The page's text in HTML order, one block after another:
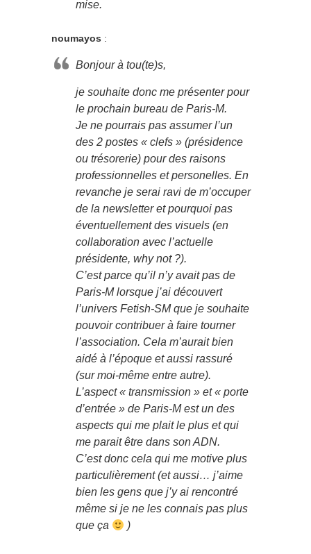
mise.
noumayos :
Bonjour à tou(te)s,
je souhaite donc me présenter pour
le prochain bureau de Paris-M.
Je ne pourrais pas assumer l’un
des 2 postes « clefs » (présidence
ou trésorerie) pour des raisons
professionnelles et personelles. En
revanche je serai ravi de m’occuper
de la newsletter et pourquoi pas
éventuellement des visuels (en
collaboration avec l’actuelle
présidente, why not ?).
C’est parce qu’il n’y avait pas de
Paris-M lorsque j’ai découvert
l’univers Fetish-SM que je souhaite
pouvoir contribuer à faire tourner
l’association. Cela m’aurait bien
aidé à l’époque et aussi rassuré
(sur moi-même entre autre).
L’aspect « transmission » et « porte
d’entrée » de Paris-M est un des
aspects qui me plait le plus et qui
me parait être dans son ADN.
C’est donc cela qui me motive plus
particulièrement (et aussi… j’aime
bien les gens que j’y ai rencontré
même si je ne les connais pas plus
que ça
)